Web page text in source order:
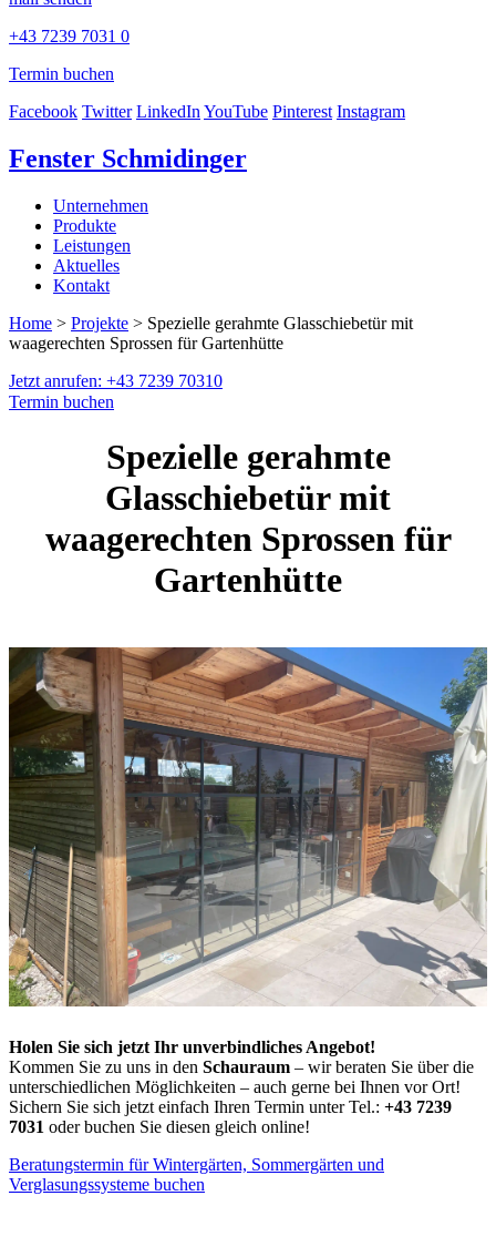
+43 7239 7031 0
Termin buchen
Facebook Twitter LinkedInYouTube Pinterest Instagram
Fenster Schmidinger
Unternehmen
Produkte
Leistungen
Aktuelles
Kontakt
Home > Projekte > Spezielle gerahmte Glasschiebetür mit
waagerechten Sprossen für Gartenhütte
Jetzt anrufen: +43 7239 70310
Termin buchen
Spezielle gerahmte
Glasschiebetür mit
waagerechten Sprossen für
Gartenhütte
Holen Sie sich jetzt Ihr unverbindliches Angebot!
Kommen Sie zu uns in den Schauraum – wir beraten Sie über die
unterschiedlichen Möglichkeiten – auch gerne bei Ihnen vor Ort!
Sichern Sie sich jetzt einfach Ihren Termin unter Tel.: +43 7239
7031 oder buchen Sie diesen gleich online!
Beratungstermin für Wintergärten, Sommergärten und
Verglasungssysteme buchen